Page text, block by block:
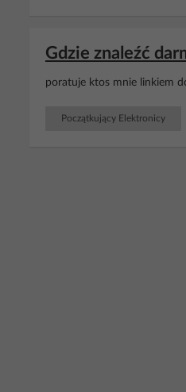
Gdzie znaleźć
poratuje ktos mnie linkiem
Początkujący Elektronicy